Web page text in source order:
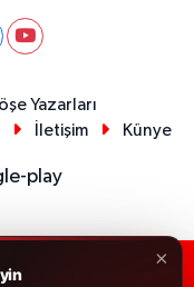
Yazarları
İletişim Künye
hakkı saklıdır.
×